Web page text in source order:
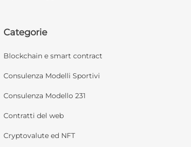
Categorie
Blockchain e smart contract
Consulenza Modelli Sportivi
Consulenza Modello 231
Contratti del web
Cryptovalute ed NFT